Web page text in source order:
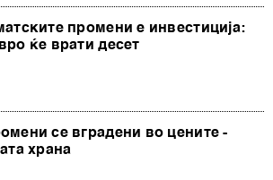
промени е инвестиција:
ќе врати десет
се вградени во цените -
храна